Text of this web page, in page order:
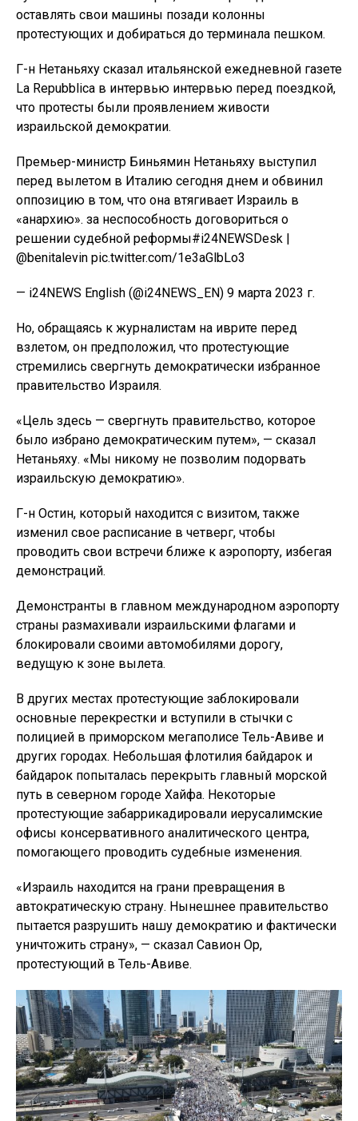
оставлять свои машины позади колонны
протестующих и добираться до терминала пешком.
Г-н Нетаньяху сказал итальянской ежедневной газете
La Repubblica в интервью интервью перед поездкой,
что протесты были проявлением живости
израильской демократии.
Премьер-министр Биньямин Нетаньяху выступил
перед вылетом в Италию сегодня днем ​​и обвинил
оппозицию в том, что она втягивает Израиль в
«анархию». за неспособность договориться о
решении судебной реформы#i24NEWSDesk |
@benitalevin pic.twitter.com/1e3aGlbLo3
— i24NEWS English (@i24NEWS_EN) 9 марта 2023 г.
Но, обращаясь к журналистам на иврите перед
взлетом, он предположил, что протестующие
стремились свергнуть демократически избранное
правительство Израиля.
«Цель здесь — свергнуть правительство, которое
было избрано демократическим путем», — сказал
Нетаньяху. «Мы никому не позволим подорвать
израильскую демократию».
Г-н Остин, который находится с визитом, также
изменил свое расписание в четверг, чтобы
проводить свои встречи ближе к аэропорту, избегая
демонстраций.
Демонстранты в главном международном аэропорту
страны размахивали израильскими флагами и
блокировали своими автомобилями дорогу,
ведущую к зоне вылета.
В других местах протестующие заблокировали
основные перекрестки и вступили в стычки с
полицией в приморском мегаполисе Тель-Авиве и
других городах. Небольшая флотилия байдарок и
байдарок попыталась перекрыть главный морской
путь в северном городе Хайфа. Некоторые
протестующие забаррикадировали иерусалимские
офисы консервативного аналитического центра,
помогающего проводить судебные изменения.
«Израиль находится на грани превращения в
автократическую страну. Нынешнее правительство
пытается разрушить нашу демократию и фактически
уничтожить страну», — сказал Савион Ор,
протестующий в Тель-Авиве.